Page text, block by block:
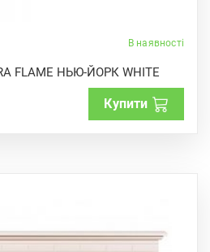
В наявності
FLAME НЬЮ-ЙОРК WHITE
Купити